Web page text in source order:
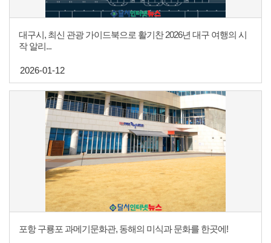
대구시, 최신 관광 가이드북으로 활기찬 2026년 대구 여행의 시
작 알리...
2026-01-12
포항 구룡포 과메기문화관, 동해의 미식과 문화를 한곳에!